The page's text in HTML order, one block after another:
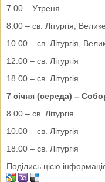
7.00 – Утреня
8.00 – св. Літургія,
10.00 – св. Літургія,
12.00 – св. Літургія
18.00 – св. Літургія
7 січня (середа) –
8.00 – св. Літургія
10.00 – св. Літургія
18.00 – св. Літургія
Поділись цією